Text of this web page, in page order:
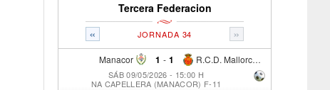
Tercera Federacion
« »
JORNADA 34
Manacor 1 - R.C.D. Mallorca Sad "B"
1
SÁB 09/05/2026 - 15:00 H
NA CAPELLERA (MANACOR) F-11